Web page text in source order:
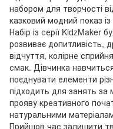
набором для творчості
казковий модний показ
Набір із серії KidzMaker
розвиває допитливість,
відчуття, колірне
смак. Дівчинка
поєднувати елементи
підходить для занять
прояву креативного
натуральними
Прийшов час залишити